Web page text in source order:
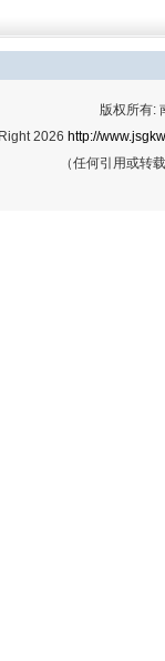
版权所有:
2026 http://
（任何引用或转